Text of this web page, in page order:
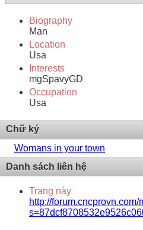
Biography
Man
Location
Usa
Interests
mgSpavyGD
Occupation
Usa
Chữ ký
Womans in your town
Danh sách liên hệ
Trang này
http://